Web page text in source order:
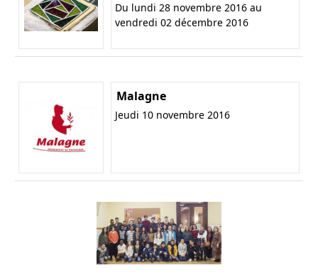
Du lundi 28 novembre 2016 au
vendredi 02 décembre 2016
Malagne
Jeudi 10 novembre 2016